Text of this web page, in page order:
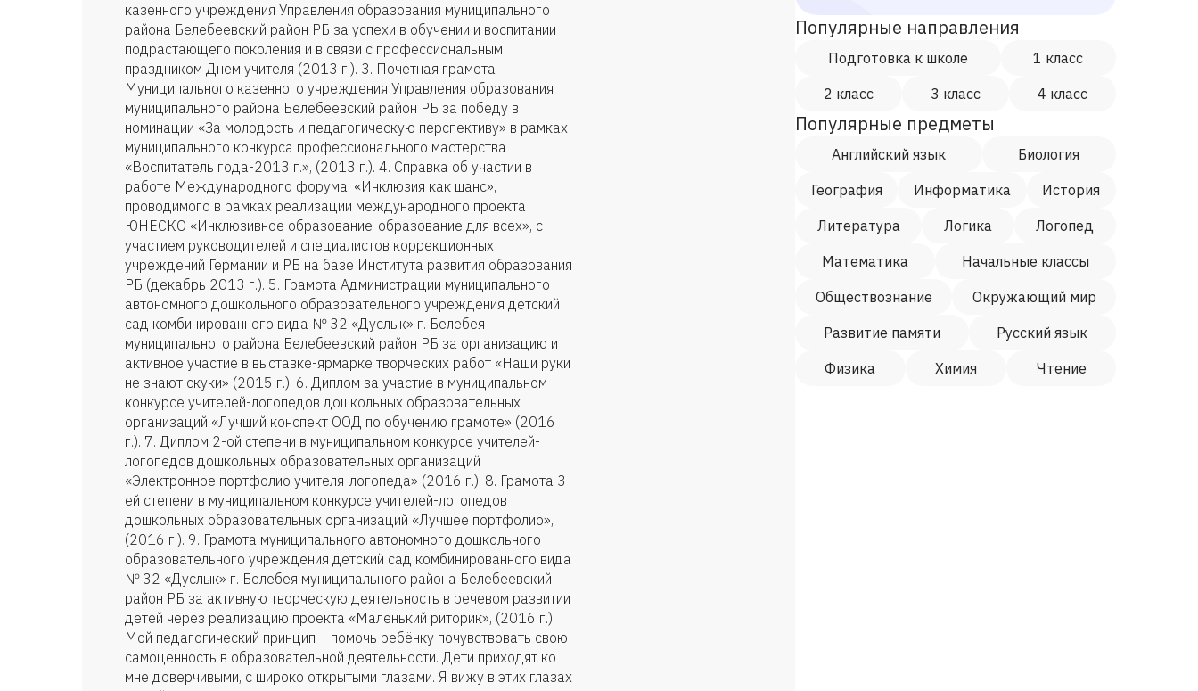
казенного учреждения Управления образования муниципального
района Белебеевский район РБ за успехи в обучении и воспитании
подрастающего поколения и в связи с профессиональным
праздником Днем учителя (2013 г.). 3. Почетная грамота
Муниципального казенного учреждения Управления образования
муниципального района Белебеевский район РБ за победу в
номинации «За молодость и педагогическую перспективу» в рамках
муниципального конкурса профессионального мастерства
«Воспитатель года-2013 г.», (2013 г.). 4. Справка об участии в
работе Международного форума: «Инклюзия как шанс»,
проводимого в рамках реализации международного проекта
ЮНЕСКО «Инклюзивное образование-образование для всех», с
участием руководителей и специалистов коррекционных
учреждений Германии и РБ на базе Института развития образования
РБ (декабрь 2013 г.). 5. Грамота Администрации муниципального
автономного дошкольного образовательного учреждения детский
сад комбинированного вида № 32 «Дуслык» г. Белебея
муниципального района Белебеевский район РБ за организацию и
активное участие в выставке-ярмарке творческих работ «Наши руки
не знают скуки» (2015 г.). 6. Диплом за участие в муниципальном
конкурсе учителей-логопедов дошкольных образовательных
организаций «Лучший конспект ООД по обучению грамоте» (2016
г.). 7. Диплом 2-ой степени в муниципальном конкурсе учителей-
логопедов дошкольных образовательных организаций
«Электронное портфолио учителя-логопеда» (2016 г.). 8. Грамота 3-
ей степени в муниципальном конкурсе учителей-логопедов
дошкольных образовательных организаций «Лучшее портфолио»,
(2016 г.). 9. Грамота муниципального автономного дошкольного
образовательного учреждения детский сад комбинированного вида
№ 32 «Дуслык» г. Белебея муниципального района Белебеевский
район РБ за активную творческую деятельность в речевом развитии
детей через реализацию проекта «Маленький риторик», (2016 г.).
Мой педагогический принцип – помочь ребёнку почувствовать свою
самоценность в образовательной деятельности. Дети приходят ко
мне доверчивыми, с широко открытыми глазами. Я вижу в этих глазах
Популярные направления
Подготовка к школе
1 класс
2 класс
3 класс 4 класс
Популярные предметы
Английский язык
Биология
География
Информатика
История
Литература
Логика
Логопед
Математика
Начальные классы
Обществознание
Окружающий мир
Развитие памяти
Русский язык
Физика
Химия Чтение